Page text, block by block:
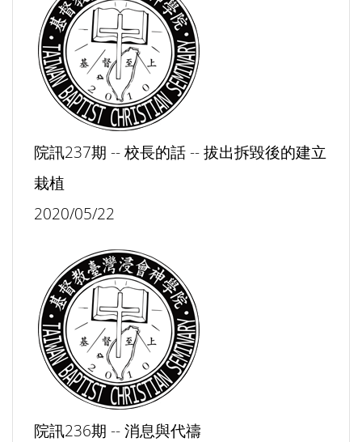
院訊237期 -- 校長的話 -- 拔出拆毀後的建立
栽植
2020/05/22
院訊236期 -- 消息與代禱